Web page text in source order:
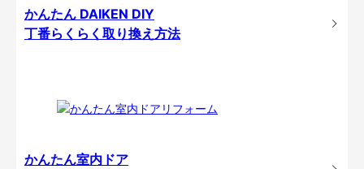
かんたん DAIKEN DIY
丁番らくらく取り換え方法
かんたん室内ドア